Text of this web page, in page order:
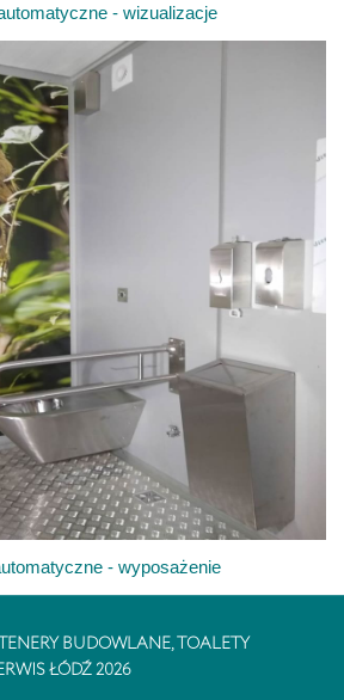
- wizualizacje
- wyposażenie
BUDOWLANE, TOALETY
ŁÓDŹ 2026